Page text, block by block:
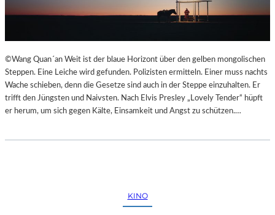
©Wang Quan´an Weit ist der blaue Horizont über den gelben mongolischen
Steppen. Eine Leiche wird gefunden. Polizisten ermitteln. Einer muss nachts
Wache schieben, denn die Gesetze sind auch in der Steppe einzuhalten. Er
trifft den Jüngsten und Naivsten. Nach Elvis Presley „Lovely Tender“ hüpft
er herum, um sich gegen Kälte, Einsamkeit und Angst zu schützen.…
KINO